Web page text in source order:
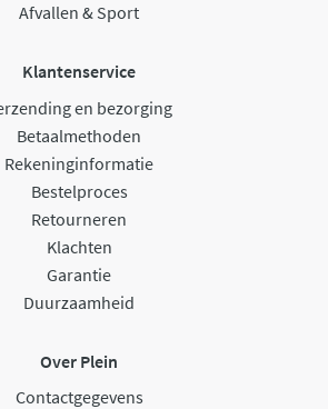
Afvallen & Sport
Klantenservice
en bezorging
Betaalmethoden
Rekeninginformatie
Bestelproces
Retourneren
Klachten
Garantie
Duurzaamheid
Over Plein
Contactgegevens